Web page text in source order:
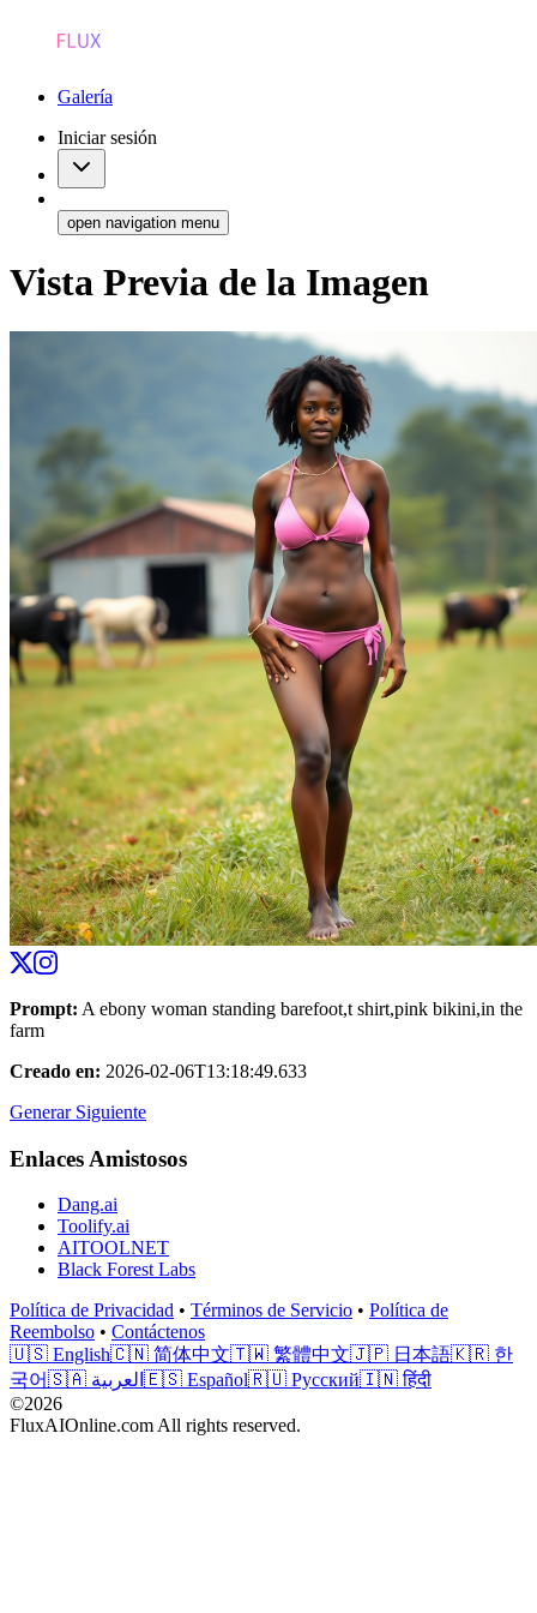
Galería
Iniciar sesión
open navigation menu
Vista Previa de la Imagen
Prompt: A ebony woman standing barefoot,t shirt,pink bikini,in the
farm
Creado en: 2026-02-06T13:18:49.633
Generar Siguiente
Enlaces Amistosos
Dang.ai
Toolify.ai
AITOOLNET
Black Forest Labs
Política de Privacidad • Términos de Servicio • Política de
Reembolso • Contáctenos
🇺🇸 English🇨🇳 简体中文🇹🇼 繁體中文🇯🇵 日本語🇰🇷 한
국어
🇸🇦 العربية 🇪🇸 Español🇷🇺 Русский🇮🇳 हिंदी
©2026
FluxAIOnline.com All rights reserved.